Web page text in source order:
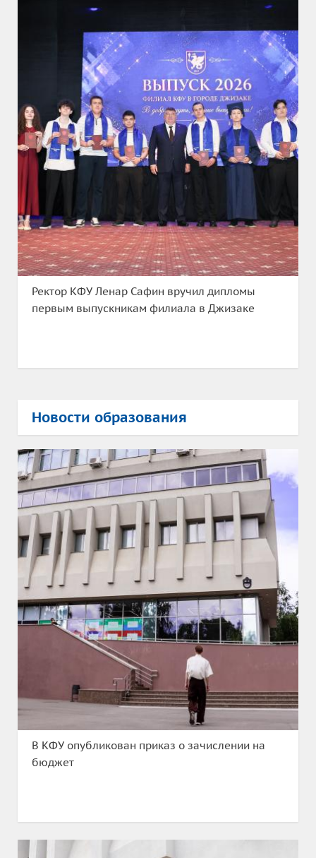
Ректор КФУ Ленар Сафин вручил дипломы
первым выпускникам филиала в Джизаке
Новости образования
В КФУ опубликован приказ о зачислении на
бюджет